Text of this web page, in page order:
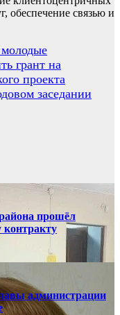
обеспечение связью и
грант на
проекта
заседании
прошёл
администрации